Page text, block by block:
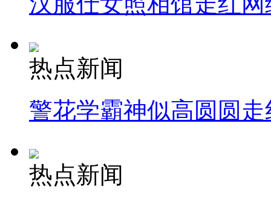
热点新闻
警花学霸神似高圆圆走
热点新闻